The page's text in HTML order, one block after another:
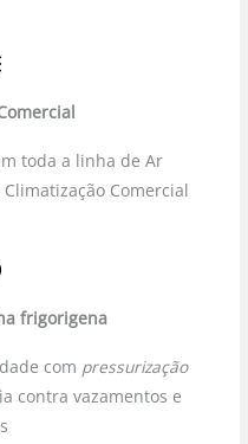
toda a linha de Ar
Comercial
frigorigena
com pressurização
contra vazamentos e